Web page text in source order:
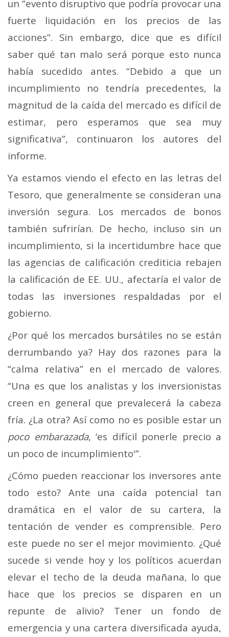
un “evento disruptivo que podría provocar una
fuerte liquidación en los precios de las
acciones”. Sin embargo, dice que es difícil
saber qué tan malo será porque esto nunca
había sucedido antes. “Debido a que un
incumplimiento no tendría precedentes, la
magnitud de la caída del mercado es difícil de
estimar, pero esperamos que sea muy
significativa”, continuaron los autores del
informe.
Ya estamos viendo el efecto en las letras del
Tesoro, que generalmente se consideran una
inversión segura. Los mercados de bonos
también sufrirían. De hecho, incluso sin un
incumplimiento, si la incertidumbre hace que
las agencias de calificación crediticia rebajen
la calificación de EE. UU., afectaría el valor de
todas las inversiones respaldadas por el
gobierno.
¿Por qué los mercados bursátiles no se están
derrumbando ya? Hay dos razones para la
“calma relativa” en el mercado de valores.
“Una es que los analistas y los inversionistas
creen en general que prevalecerá la cabeza
fría. ¿La otra? Así como no es posible estar un
poco embarazada, ‘es difícil ponerle precio a
un poco de incumplimiento'”.
¿Cómo pueden reaccionar los inversores ante
todo esto? Ante una caída potencial tan
dramática en el valor de su cartera, la
tentación de vender es comprensible. Pero
este puede no ser el mejor movimiento. ¿Qué
sucede si vende hoy y los políticos acuerdan
elevar el techo de la deuda mañana, lo que
hace que los precios se disparen en un
repunte de alivio? Tener un fondo de
emergencia y una cartera diversificada ayuda,